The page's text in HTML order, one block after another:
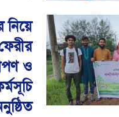
নিয়ে
ও